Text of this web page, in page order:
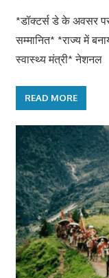
*डॉक्टर्स डे के अवसर
सम्मानित* *राज्य में
स्वास्थ्य मंत्री* नेशनल
READ MORE